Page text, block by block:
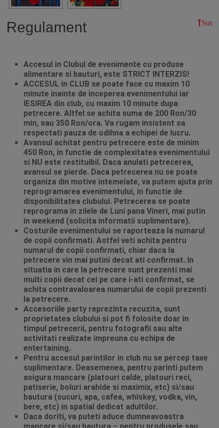
Sus
Regulament
Accesul in Clubul de evenimente cu produse
alimentare si bauturi, este STRICT INTERZIS!
ACCESUL in CLUB se poate face cu maxim 10
minute inainte de inceperea evenimentului iar
IESIREA din club, cu maxim 10 minute dupa
petrecere. Altfel se achita suma de 200 Ron/30
min, sau 350 Ron/ora. Va rugam insistent sa
respectati pauza de odihna a echipei de lucru.
Avansul achitat pentru petrecere este de minim
450 Ron, in functie de complexitatea evenimentului
si NU este restituibil. Daca anulati petrecerea,
avansul se pierde. Daca petrecerea nu se poate
organiza din motive intemeiate, va putem ajuta prin
reprogramarea evenimentului, in functie de
disponibilitatea clubului. Petrecerea se poate
reprograma in zilele de Luni pana Vineri, mai putin
in weekend (solicita informatii suplimentare).
Costurile evenimentului se raporteaza la numarul
de copii confirmati. Astfel veti achita pentru
numarul de copii confirmati, chiar daca la
petrecere vin mai putini decat ati confirmat. In
situatia in care la petrecere sunt prezenti mai
multi copii decat cei pe care i-ati confirmat, se
achita contravaloarea numarului de copii prezenti
la petrecere.
Accesoriile party reprezinta recuzita, sunt
proprietatea clubului si pot fi folosite doar in
timpul petrecerii, pentru fotografii sau alte
activitati realizate impreuna cu echipa de
entertaining.
Pentru accesul parintilor in club nu se percep taxe
suplimentare. Deasemenea, pentru parinti putem
asigura mancare (platouri calde, platouri reci,
patiserie, boluri arahide si maximix, etc) si/sau
bautura (sucuri, apa, cafea, whiskey, vodka, vin,
bere, etc) in spatial dedicat adultilor.
Daca doriti, va puteti aduce dumneavoastra